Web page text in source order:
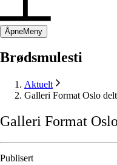
ÅpneMeny
Brødsmulesti
Aktuelt
Galleri Format Oslo
Galleri Format Oslo
Publisert